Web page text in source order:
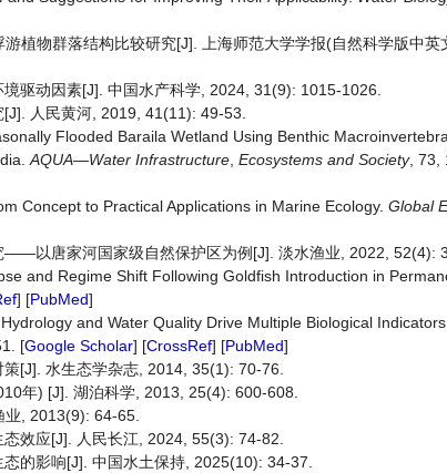
植物群落结构比较研究[J]. 上海师范大学学报(自然科学版中英
驱动因素[J]. 中国水产科学, 2024, 31(9): 1015-1026.
人民黄河, 2019, 41(11): 49-53.
Flooded Baraila Wetland Using Benthic
AQUA—Water Infrastructure Ecosystems and Society, 73,
Concept to Practical Applications in Marine Ecology. Global
以唐家河国家级自然保护区为例[J]. 淡水渔业, 2022, 52(4):
and Regime Shift Following Goldfish Introduction in
] [PubMed]
and Water Quality Drive Multiple Biological
[Google Scholar] [CrossRef] [PubMed]
[J]. 水生态学杂志, 2014, 35(1): 70-76.
年) [J]. 湖泊科学, 2013, 25(4): 600-608.
, 2013(9): 64-65.
效应[J]. 人民长江, 2024, 55(3): 74-82.
的影响[J]. 中国水土保持, 2025(10): 34-37.